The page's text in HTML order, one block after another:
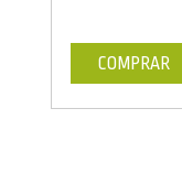
COMPRAR